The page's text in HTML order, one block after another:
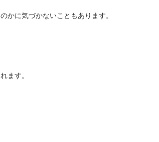
かに気づかないこともあります。
ます。